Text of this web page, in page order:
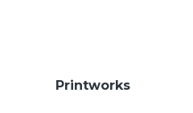
Printworks